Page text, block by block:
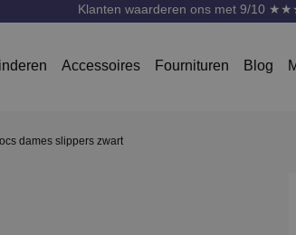
Klanten waarderen ons met 9/10
Accessoires Fournituren Blog
dames slippers zwart